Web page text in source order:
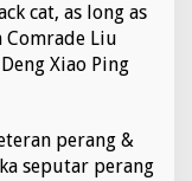
cat, as long as
Comrade Liu
Xiao Ping
perang &
seputar perang